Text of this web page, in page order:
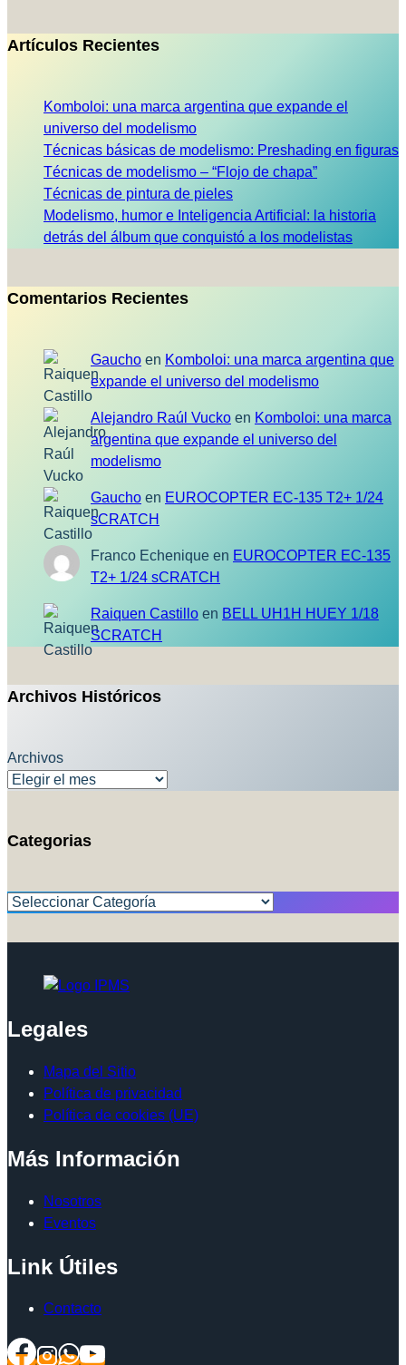
Artículos Recientes
Komboloi: una marca argentina que expande el
universo del modelismo
Técnicas básicas de modelismo: Preshading en figuras
Técnicas de modelismo – “Flojo de chapa”
Técnicas de pintura de pieles
Modelismo, humor e Inteligencia Artificial: la historia
detrás del álbum que conquistó a los modelistas
Comentarios Recientes
Gaucho en Komboloi: una marca argentina que
expande el universo del modelismo
Alejandro Raúl Vucko en Komboloi: una marca
argentina que expande el universo del
modelismo
Gaucho en EUROCOPTER EC-135 T2+ 1/24
sCRATCH
Franco Echenique en EUROCOPTER EC-135
T2+ 1/24 sCRATCH
Raiquen Castillo en BELL UH1H HUEY 1/18
SCRATCH
Archivos Históricos
Archivos
Categorias
Categorías
Legales
Mapa del Sitio
Política de privacidad
Política de cookies (UE)
Más Información
Nosotros
Eventos
Link Útiles
Contacto